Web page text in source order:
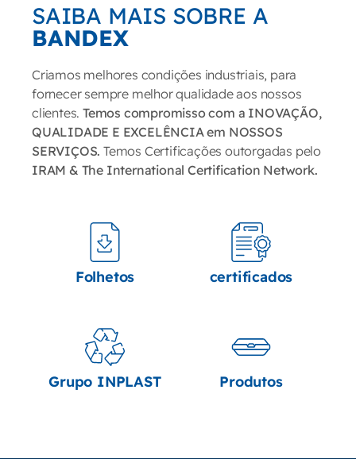
SAIBA MAIS SOBRE A
BANDEX
Criamos melhores condições industriais, para
fornecer sempre melhor qualidade aos nossos
clientes. Temos compromisso com a INOVAÇÃO,
QUALIDADE E EXCELÊNCIA em NOSSOS
SERVIÇOS. Temos Certificações outorgadas pelo
IRAM & The International Certification Network.
Folhetos certificados
Grupo INPLAST Produtos